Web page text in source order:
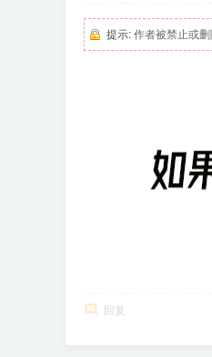
芬 提示: 作者被禁止或
回复